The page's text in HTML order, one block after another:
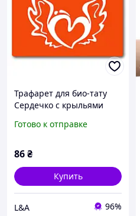
Трафарет для био-тату
Сердечко с крыльями
15х20 см
Готово к отправке
86₴
Купить
L&A 96%